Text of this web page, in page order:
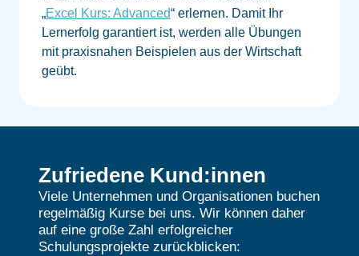
„Excel Kurs: Advanced“ erlernen. Damit Ihr
Lernerfolg garantiert ist, werden alle Übungen
mit praxisnahen Beispielen aus der Wirtschaft
geübt.
Zufriedene Kund:innen
Viele Unternehmen und Organisationen buchen
regelmäßig Kurse bei uns. Wir können daher
auf eine große Zahl erfolgreicher
Schulungsprojekte zurückblicken: